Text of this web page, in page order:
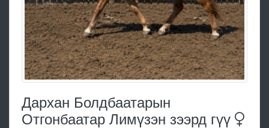
Дархан Болдбаатарын
Отгонбаатар Лимүзэн зээрд гүү